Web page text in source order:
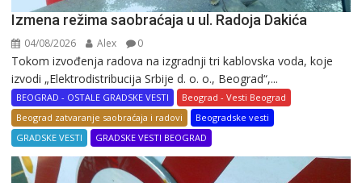
Izmena režima saobraćaja u ul. Radoja Dakića
04/08/2026 Alex 0
Tokom izvođenja radova na izgradnji tri kablovska voda, koje
izvodi „Elektrodistribucija Srbije d. o. o., Beograd“,...
BEOGRAD - OSTALE GRADSKE VESTI
Beograd - Vesti Beograd
Beograd zatvaranje saobraćaja i radovi
Beogradske vesti
GRADSKE VESTI
GRADSKE VESTI BEOGRAD